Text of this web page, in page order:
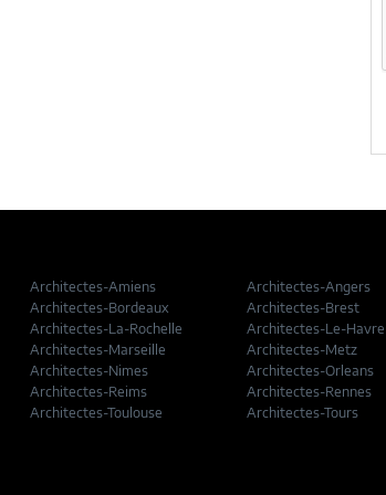
Architectes-Amiens Architectes-Angers
Architectes-Bordeaux Architectes-Brest
Architectes-La-Rochelle Architectes-Le-Havre
Architectes-Marseille Architectes-Metz
Architectes-Nimes Architectes-Orleans
Architectes-Reims Architectes-Rennes
Architectes-Toulouse Architectes-Tours